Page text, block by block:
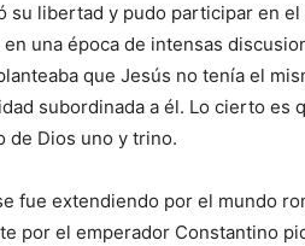
su libertad y pudo participar en
una época de intensas
que Jesús no tenía el
subordinada a él. Lo cierto es
de Dios uno y trino.
fue extendiendo por el mundo
por el emperador Constantino